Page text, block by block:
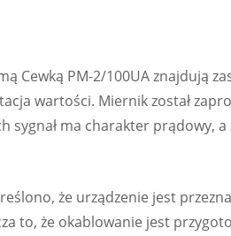
Cewką PM-2/100UA znajdują
wartości. Miernik został
sygnał ma charakter prądowy,
że urządzenie jest
to, że okablowanie jest